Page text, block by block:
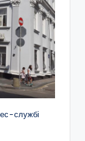
службі